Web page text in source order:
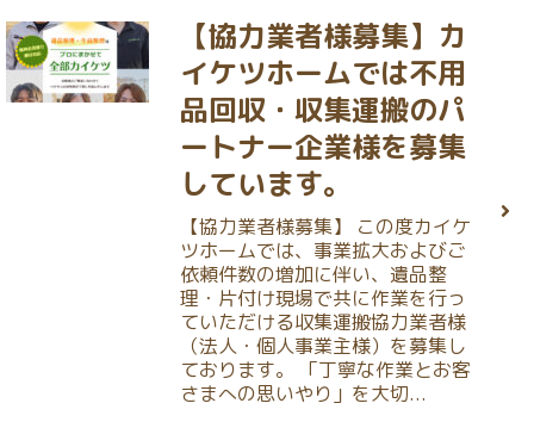
【協力業者様募集】カ
イケツホームでは不用
品回収・収集運搬のパ
ートナー企業様を募集
しています。
【協力業者様募集】 この度カイケ
ツホームでは、事業拡大およびご
依頼件数の増加に伴い、遺品整
理・片付け現場で共に作業を行っ
ていただける収集運搬協力業者様
（法人・個人事業主様）を募集し
ております。 「丁寧な作業とお客
さまへの思いやり」を大切...